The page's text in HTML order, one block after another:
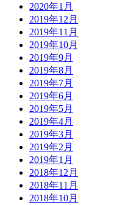
2020年1月
2019年12月
2019年11月
2019年10月
2019年9月
2019年8月
2019年7月
2019年6月
2019年5月
2019年4月
2019年3月
2019年2月
2019年1月
2018年12月
2018年11月
2018年10月